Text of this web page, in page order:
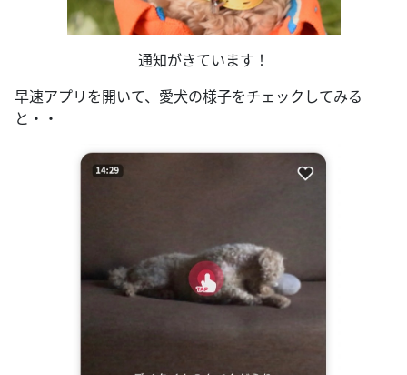
通知がきています！
早速アプリを開いて、愛犬の様子をチェックしてみる
と・・